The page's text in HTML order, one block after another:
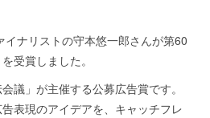
ナリストの守本悠一郎さんが第60
受賞しました。
議」が主催する公募広告賞です。
表現のアイデアを、キャッチフレ